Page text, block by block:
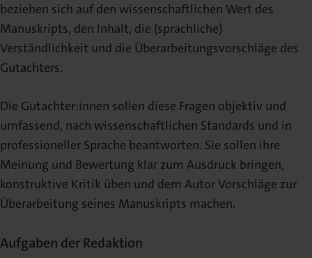
beziehen sich auf den wissenschaftlichen Wert des
Manuskripts, den Inhalt, die (sprachliche)
Verständlichkeit und die Überarbeitungsvorschläge des
Gutachters.
Die Gutachter:innen sollen diese Fragen objektiv und
umfassend, nach wissenschaftlichen Standards und in
professioneller Sprache beantworten. Sie sollen ihre
Meinung und Bewertung klar zum Ausdruck bringen,
konstruktive Kritik üben und dem Autor Vorschläge zur
Überarbeitung seines Manuskripts machen.
Aufgaben der Redaktion